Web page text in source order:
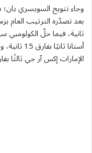
وجاء تتويج السويسري
ثانية، فيما حلّ
أستانا
الإمارات إكس آر جي ثالثًا بفارق 21